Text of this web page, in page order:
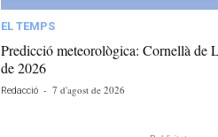
EL TEMPS
Predicció meteorològica: Cornellà de
de 2026
Redacció - 7 d'agost de 2026